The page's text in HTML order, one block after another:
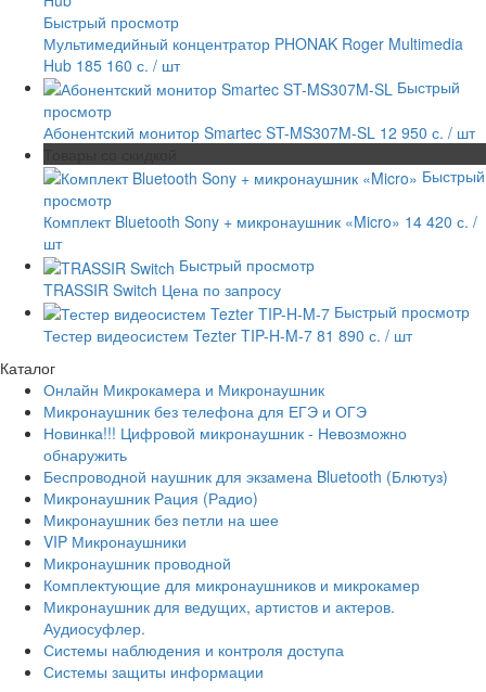
Быстрый просмотр
Мультимедийный концентратор PHONAK Roger Multimedia
Hub 185 160 с. / шт
Быстрый
просмотр
Абонентский монитор Smartec ST-MS307M-SL 12 950 с. / шт
Быстрый
просмотр
Комплект Bluetooth Sony + микронаушник «Micro» 14 420 с. /
шт
Быстрый просмотр
TRASSIR Switch Цена по запросу
Быстрый просмотр
Тестер видеосистем Tezter TIP-H-M-7 81 890 с. / шт
Каталог
Онлайн Микрокамера и Микронаушник
Микронаушник без телефона для ЕГЭ и ОГЭ
Новинка!!! Цифровой микронаушник - Невозможно
обнаружить
Беспроводной наушник для экзамена Bluetooth (Блютуз)
Микронаушник Рация (Радио)
Микронаушник без петли на шее
VIP Микронаушники
Микронаушник проводной
Комплектующие для микронаушников и микрокамер
Микронаушник для ведущих, артистов и актеров.
Аудиосуфлер.
Системы наблюдения и контроля доступа
Системы защиты информации